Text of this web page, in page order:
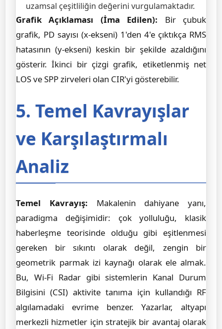
uzamsal çeşitliliğin değerini vurgulamaktadır.
Grafik Açıklaması (İma Edilen): Bir çubuk
grafik, PD sayısı (x-ekseni) 1'den 4'e çıktıkça RMS
hatasının (y-ekseni) keskin bir şekilde azaldığını
gösterir. İkinci bir çizgi grafik, etiketlenmiş net
LOS ve SPP zirveleri olan CIR'yi gösterebilir.
5. Temel Kavrayışlar
ve Karşılaştırmalı
Analiz
Temel Kavrayış: Makalenin dahiyane yanı,
paradigma değişimidir: çok yolluluğu, klasik
haberleşme teorisinde olduğu gibi eşitlenmesi
gereken bir sıkıntı olarak değil, zengin bir
geometrik parmak izi kaynağı olarak ele almak.
Bu, Wi-Fi Radar gibi sistemlerin Kanal Durum
Bilgisini (CSI) aktivite tanıma için kullandığı RF
algılamadaki evrime benzer. Yazarlar, altyapı
merkezli hizmetler için stratejik bir avantaj olarak